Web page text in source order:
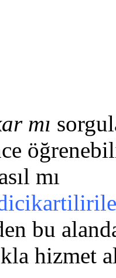
mı
mı
bu
hizmet